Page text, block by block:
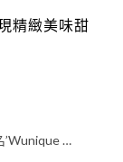
精緻美味甜
’Wunique …